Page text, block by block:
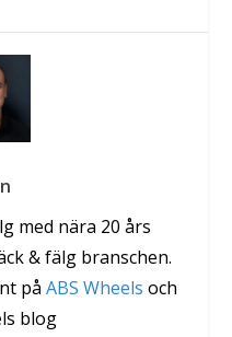
med nära 20 års
& fälg branschen.
på ABS Wheels och
blog